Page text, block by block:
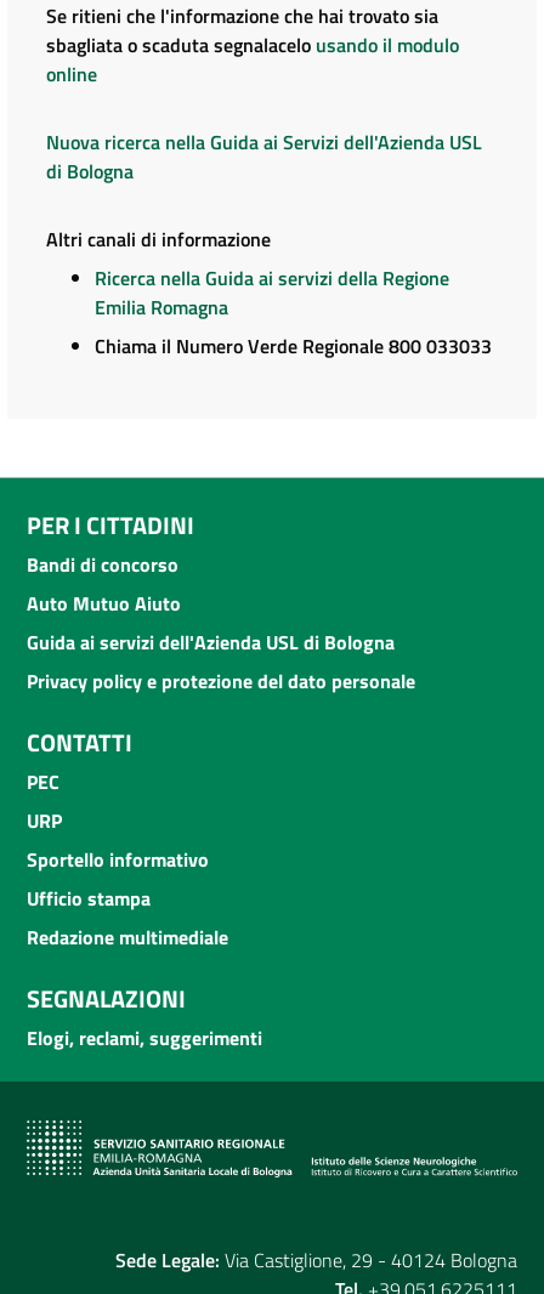
Se ritieni che l'informazione che hai trovato sia
sbagliata o scaduta segnalacelo usando il modulo
online
Nuova ricerca nella Guida ai Servizi dell'Azienda USL
di Bologna
Altri canali di informazione
Ricerca nella Guida ai servizi della Regione
Emilia Romagna
Chiama il Numero Verde Regionale 800 033033
PER I CITTADINI
Bandi di concorso
Auto Mutuo Aiuto
Guida ai servizi dell'Azienda USL di Bologna
Privacy policy e protezione del dato personale
CONTATTI
PEC
URP
Sportello informativo
Ufficio stampa
Redazione multimediale
SEGNALAZIONI
Elogi, reclami, suggerimenti
Sede Legale: Via Castiglione, 29 - 40124 Bologna